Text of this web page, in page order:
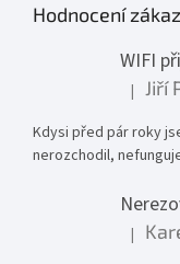
Hodnocení
WIFI
| Jiří
Kdysi před pár roky
nerozchodil,
|